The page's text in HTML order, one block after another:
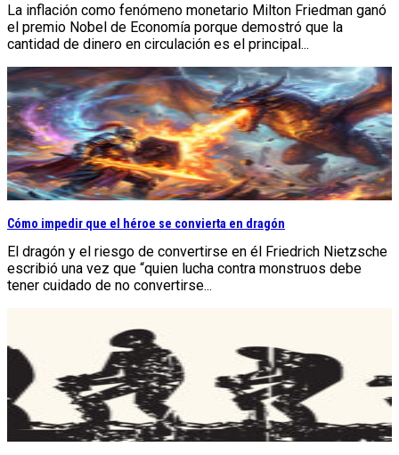
La inflación como fenómeno monetario Milton Friedman ganó
el premio Nobel de Economía porque demostró que la
cantidad de dinero en circulación es el principal...
Cómo impedir que el héroe se convierta en dragón
El dragón y el riesgo de convertirse en él Friedrich Nietzsche
escribió una vez que “quien lucha contra monstruos debe
tener cuidado de no convertirse...